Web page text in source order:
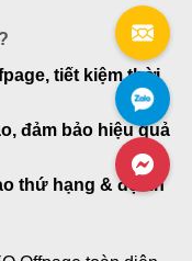
tiết kiệm thời
đảm bảo hiệu quả
thứ hạng & độ tin